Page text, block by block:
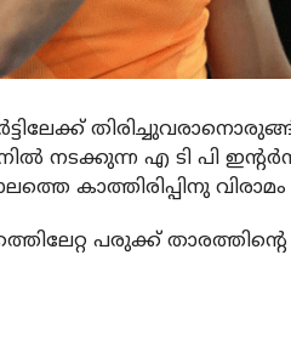
നടക്കുന്ന എ ടി പി
കാത്തിരിപ്പിനു വിരാമം
പരുക്ക്